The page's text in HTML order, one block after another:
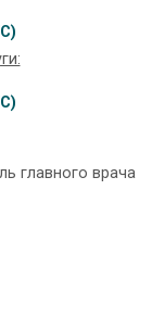
главного врача